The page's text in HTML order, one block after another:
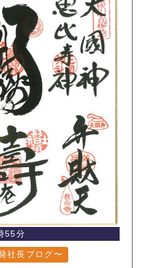
55分
社長ブログ〜